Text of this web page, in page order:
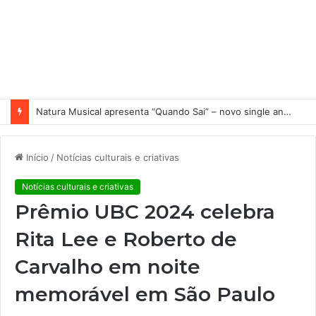
Natura Musical apresenta “Quando Sai” – novo single antecipa estreia do primeiro álbum solo de Elisa Maia
Início / Notícias culturais e criativas
Notícias culturais e criativas
Prêmio UBC 2024 celebra
Rita Lee e Roberto de
Carvalho em noite
memorável em São Paulo